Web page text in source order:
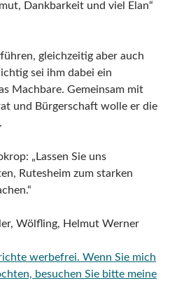
Dankbarkeit und viel Elan“
gleichzeitig aber auch
sei ihm dabei ein
Machbare. Gemeinsam mit
und Bürgerschaft wolle er die
„Lassen Sie uns
Rutesheim zum starken
Wölfling, Helmut Werner
werbefrei. Wenn Sie mich
besuchen Sie bitte meine